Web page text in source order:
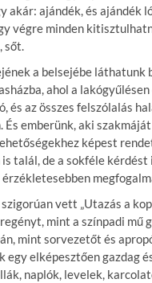
akár: ajándék, és ajándék
végre minden
sőt.
a belsejébe láthatunk
ahol a
és az összes felszólalás
És emberünk, aki
képest
talál, de a sokféle
érzékletesebben
vett „Utazás a
mint a színpadi mű
mint sorvezetőt és
egy elképesztően gazdag
naplók, levelek,